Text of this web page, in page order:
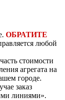
ОБРАТИТЕ
любой
стоимости
агрегата на
городе.
заказ
линиями».